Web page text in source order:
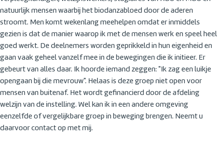
natuurlijk mensen waarbij het biodanzabloed door de aderen
stroomt. Men komt wekenlang meehelpen omdat er inmiddels
gezien is dat de manier waarop ik met de mensen werk en speel heel
goed werkt. De deelnemers worden geprikkeld in hun eigenheid en
gaan vaak geheel vanzelf mee in de bewegingen die ik initieer. Er
gebeurt van alles daar. Ik hoorde iemand zeggen: "Ik zag een luikje
opengaan bij die mevrouw". Helaas is deze groep niet open voor
mensen van buitenaf. Het wordt gefinancierd door de afdeling
welzijn van de instelling. Wel kan ik in een andere omgeving
eenzelfde of vergelijkbare groep in beweging brengen. Neemt u
daarvoor contact op met mij.